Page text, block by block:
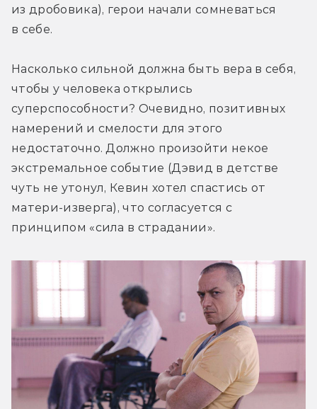
из дробовика), герои начали сомневаться
в себе.
Насколько сильной должна быть вера в себя,
чтобы у человека открылись
суперспособности? Очевидно, позитивных
намерений и смелости для этого
недостаточно. Должно произойти некое
экстремальное событие (Дэвид в детстве
чуть не утонул, Кевин хотел спастись от
матери-изверга), что согласуется с
принципом «сила в страдании».